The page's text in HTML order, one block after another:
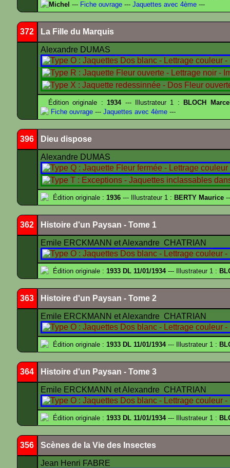
Michel --- Fiche ouvrage --- Jaquettes avec 4ème ---
372 La Fille du Marquis
Alexandre DUMAS
Édition originale :1934--- Illustrateur 1 :
BLOCH
Fiche ouvrage --- Jaquettes avec 4ème ---
396 Dieu dispose
Alexandre DUMAS
Édition originale : 1936 --- Illustrateur 1 : BERTY Maurice
362 Histoire d'un Paysan - Tome 1
Emile ERCKMANN et Alexandre CHATRIAN
Édition originale : 1933 DL 11/01/1934--- Illustrateur 1 :
363 Histoire d'un Paysan - Tome 2
Emile ERCKMANN et Alexandre CHATRIAN
Édition originale : 1933 DL 11/01/1934--- Illustrateur 1 :
364 Histoire d'un Paysan - Tome 3
Emile ERCKMANN et Alexandre CHATRIAN
Édition originale : 1933 DL 11/01/1934--- Illustrateur 1 :
356 Scènes de la Vie des Insectes
Jean Henri FABRE